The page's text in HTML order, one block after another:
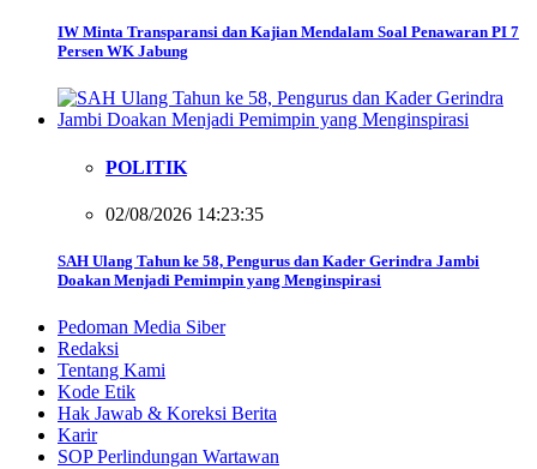
IW Minta Transparansi dan Kajian Mendalam Soal Penawaran PI 7
Persen WK Jabung
POLITIK
02/08/2026 14:23:35
SAH Ulang Tahun ke 58, Pengurus dan Kader Gerindra Jambi
Doakan Menjadi Pemimpin yang Menginspirasi
Pedoman Media Siber
Redaksi
Tentang Kami
Kode Etik
Hak Jawab & Koreksi Berita
Karir
SOP Perlindungan Wartawan